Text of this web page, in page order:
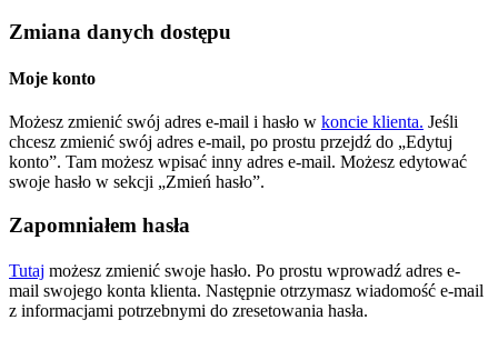
Zmiana danych dostępu
Moje konto
Możesz zmienić swój adres e-mail i hasło w koncie klienta. Jeśli
chcesz zmienić swój adres e-mail, po prostu przejdź do „Edytuj
konto”. Tam możesz wpisać inny adres e-mail. Możesz edytować
swoje hasło w sekcji „Zmień hasło”.
Zapomniałem hasła
Tutaj możesz zmienić swoje hasło. Po prostu wprowadź adres e-
mail swojego konta klienta. Następnie otrzymasz wiadomość e-mail
z informacjami potrzebnymi do zresetowania hasła.